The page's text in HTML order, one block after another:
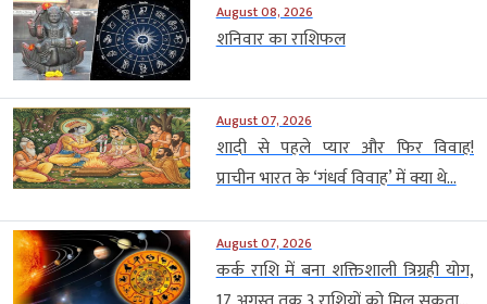
August 08, 2026
शनिवार का राशिफल
August 07, 2026
शादी से पहले प्यार और फिर विवाह!
प्राचीन भारत के ‘गंधर्व विवाह’ में क्या थे...
August 07, 2026
कर्क राशि में बना शक्तिशाली त्रिग्रही योग,